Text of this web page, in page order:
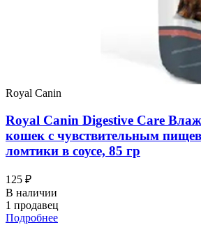
Royal Canin
Royal Canin Digestive Care
кошек с чувствительным
ломтики в соусе, 85 гр
125 ₽
В наличии
1 продавец
Подробнее